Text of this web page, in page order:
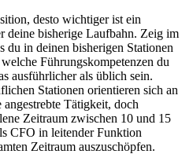
desto wichtiger ist ein
deine bisherige Laufbahn. Zeig im
du in deinen bisherigen Stationen
Führungskompetenzen du
ausführlicher als üblich sein.
Stationen orientieren sich an
Tätigkeit, doch
Zeitraum zwischen 10 und 15
CFO in leitender Funktion
Zeitraum auszuschöpfen.